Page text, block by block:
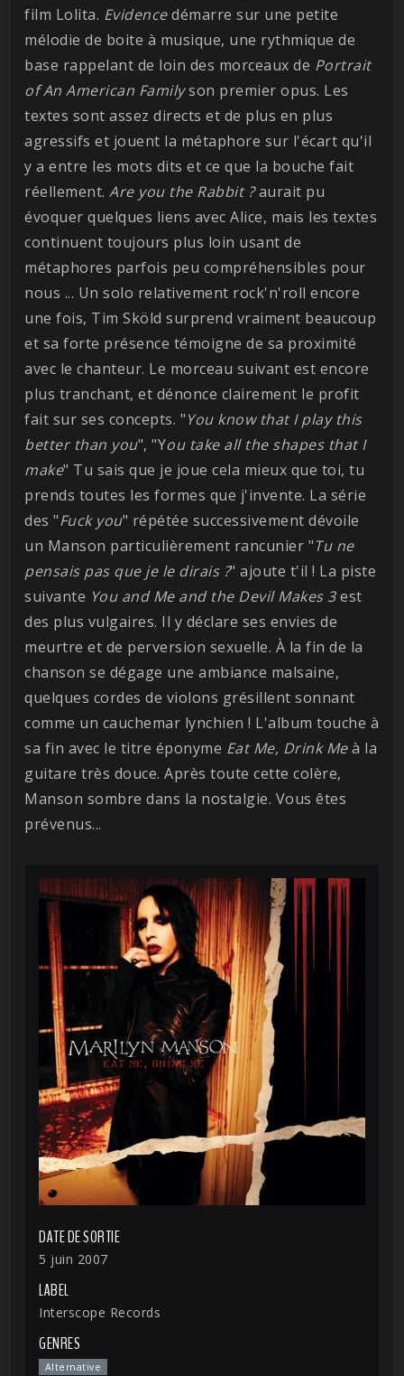
film Lolita. Evidencedémarre sur une petite
mélodie de boite à musique, une rythmique de
base rappelant de loin des morceaux de Portrait
of An American Familyson premier opus. Les
textes sont assez directs et de plus en plus
agressifs et jouent la métaphore sur l'écart qu'il
y a entre les mots dits et ce que la bouche fait
réellement. Are you the Rabbit ?aurait pu
évoquer quelques liens avec Alice, mais les textes
continuent toujours plus loin usant de
métaphores parfois peu compréhensibles pour
nous ... Un solo relativement rock'n'roll encore
une fois, Tim Sköld surprend vraiment beaucoup
et sa forte présence témoigne de sa proximité
avec le chanteur. Le morceau suivant est encore
plus tranchant, et dénonce clairement le profit
fait sur ses concepts. "You know that I play this
better than you", "You take all the shapes that I
make" Tu sais que je joue cela mieux que toi, tu
prends toutes les formes que j'invente. La série
des "Fuck you" répétée successivement dévoile
un Manson particulièrement rancunier "Tu ne
pensais pas que je le dirais ?" ajoute t'il ! La piste
suivante You and Me and the Devil Makes 3est
des plus vulgaires. Il y déclare ses envies de
meurtre et de perversion sexuelle. À la fin de la
chanson se dégage une ambiance malsaine,
quelques cordes de violons grésillent sonnant
comme un cauchemar lynchien ! L'album touche à
sa fin avec le titre éponyme Eat Me, Drink Meà la
guitare très douce. Après toute cette colère,
Manson sombre dans la nostalgie. Vous êtes
prévenus...
DATE DE SORTIE
5 juin 2007
LABEL
Interscope Records
GENRES
Alternative